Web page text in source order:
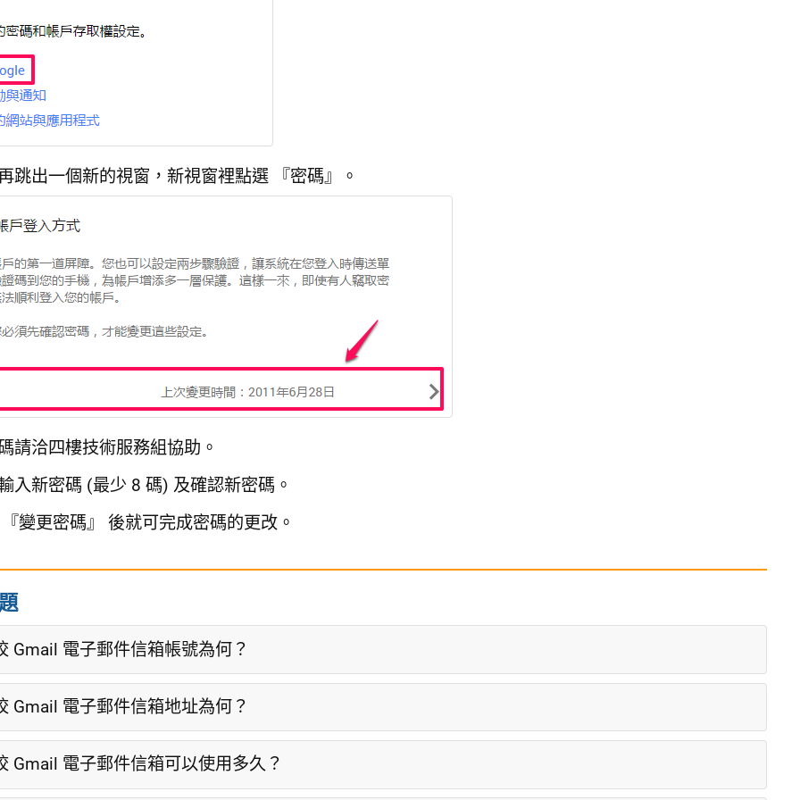
跳出一個新的視窗，新視窗裡點選 『密碼』。
請洽四樓技術服務組協助。
入新密碼 (最少 8 碼) 及確認新密碼。
變更密碼』 後就可完成密碼的更改。
Gmail 電子郵件信箱帳號為何？
Gmail 電子郵件信箱地址為何？
Gmail 電子郵件信箱可以使用多久？